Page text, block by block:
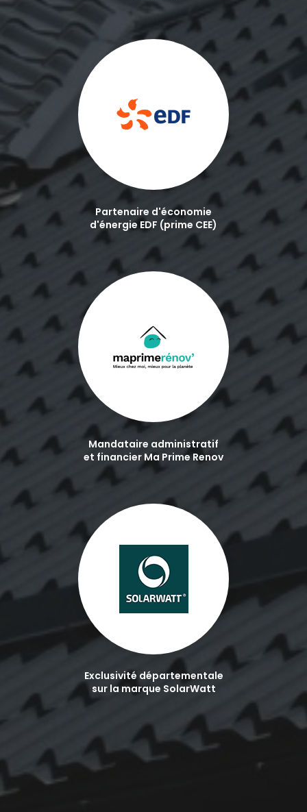
Partenaire d'économie
d'énergie EDF (prime CEE)
Mandataire administratif
et financier Ma Prime Renov
Exclusivité départementale
sur la marque SolarWatt